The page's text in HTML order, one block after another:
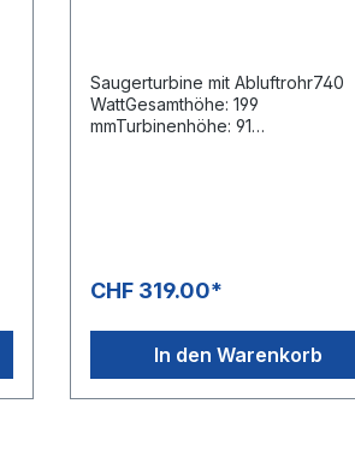
Saugerturbine mit Abluftrohr740
WattGesamthöhe: 199
mmTurbinenhöhe: 91
CHF 319.00*
In den Warenkorb